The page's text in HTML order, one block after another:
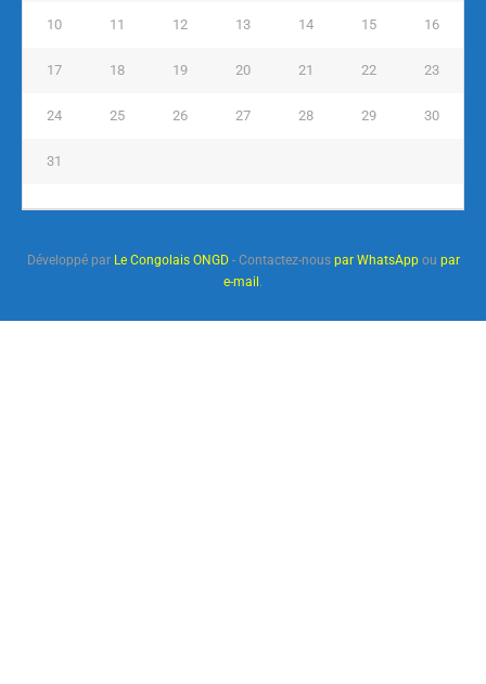
10 11 12 13 14 15 16
17 18 19 20 21 22 23
24 25 26 27 28 29 30
31
Développé par Le Congolais ONGD- Contactez-nous par WhatsAppou par
e-mail .